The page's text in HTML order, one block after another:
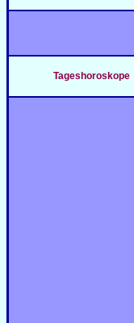
Tageshoroskope